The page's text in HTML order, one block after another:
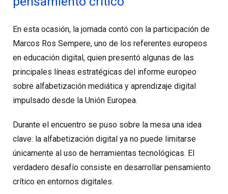
En esta ocasión, la jornada contó con la participación de
Marcos Ros Sempere, uno de los referentes europeos
en educación digital, quien presentó algunas de las
principales líneas estratégicas del informe europeo
sobre alfabetización mediática y aprendizaje digital
impulsado desde la Unión Europea.
Durante el encuentro se puso sobre la mesa una idea
clave: la alfabetización digital ya no puede limitarse
únicamente al uso de herramientas tecnológicas. El
verdadero desafío consiste en desarrollar pensamiento
crítico en entornos digitales.